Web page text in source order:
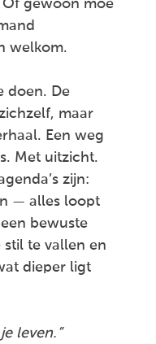
gewoon moe
welkom.
doen. De
maar
Een weg
Met uitzicht.
zijn:
— alles loopt
bewuste
te vallen en
dieper ligt
leven.”